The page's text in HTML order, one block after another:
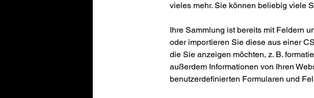
vieles mehr. Sie können beliebig viele
Ihre Sammlung ist bereits mit Feldern
oder importieren Sie diese aus einer
die Sie anzeigen möchten, z. B.
außerdem Informationen von Ihren
benutzerdefinierten Formularen und